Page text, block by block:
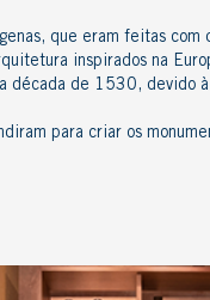
que eram feitas
inspirados na
década de 1530, devido
para criar os